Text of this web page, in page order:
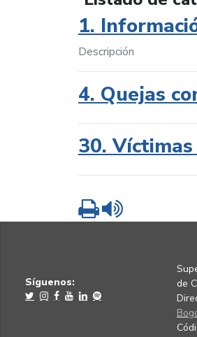
1.
Descripción
4. Quejas
30.
Imprimir
Síguenos:
de